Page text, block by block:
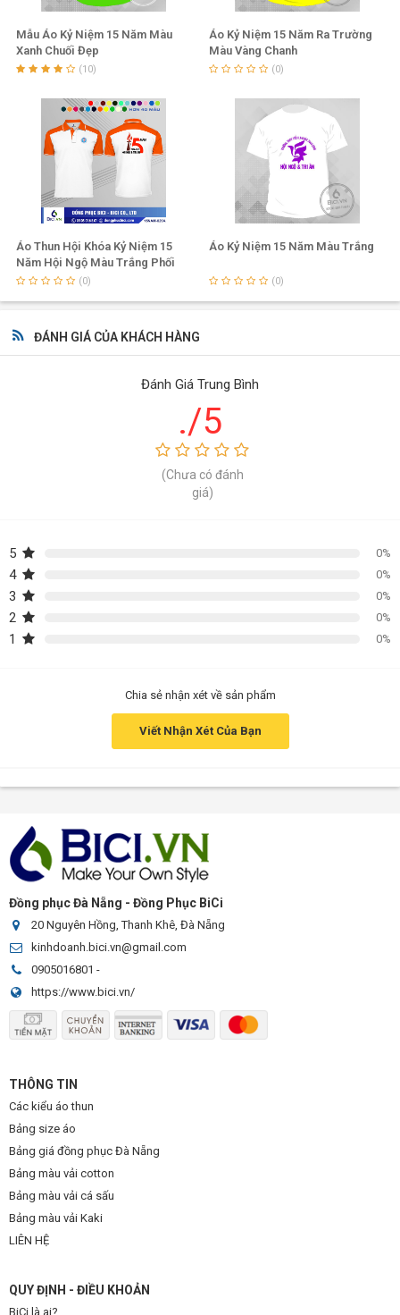
Mẫu Áo Kỷ Niệm 15 Năm Màu
Xanh Chuối Đẹp
(10)
Áo Kỷ Niệm 15 Năm Ra Trường
Màu Vàng Chanh
(0)
Áo Thun Hội Khóa Kỷ Niệm 15
Năm Hội Ngộ Màu Trắng Phối
Cổ Tay Cam (0)
Áo Kỷ Niệm 15 Năm Màu Trắng
(0)
ĐÁNH GIÁ CỦA KHÁCH HÀNG
Đánh Giá Trung Bình
./5
(Chưa có đánh
giá)
5 0%
4 0%
3 0%
2 0%
1 0%
Chia sẻ nhận xét về sản phẩm
Viết Nhận Xét Của Bạn
Đồng phục Đà Nẵng - Đồng Phục BiCi
20 Nguyên Hồng, Thanh Khê, Đà Nẵng
kinhdoanh.bici.vn@gmail.com
0905016801 -
https://www.bici.vn/
THÔNG TIN
Các kiểu áo thun
Bảng size áo
Bảng giá đồng phục Đà Nẵng
Bảng màu vải cotton
Bảng màu vải cá sấu
Bảng màu vải Kaki
LIÊN HỆ
QUY ĐỊNH - ĐIỀU KHOẢN
BiCi là ai?